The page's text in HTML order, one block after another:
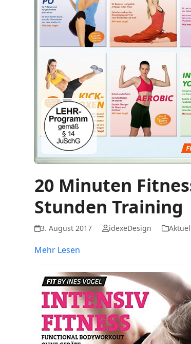
20 Minuten
Stunden Training
3. August 2017 idexeDesign
Mehr Lesen